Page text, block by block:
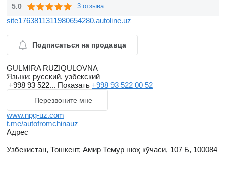
5.0 3 отзыва
site1763811311980654280.autoline.uz
Подписаться на продавца
GULMIRA RUZIQULOVNA
Языки: русский, узбекский
+998 93 522... Показать +998 93 522 00 52
Перезвоните мне
www.npg-uz.com
t.me/autofromchinauz
Адрес
Узбекистан, Тошкент, Амир Темур шоҳ кўчаси, 107 Б, 100084